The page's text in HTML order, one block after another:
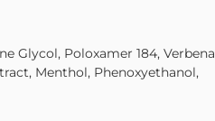
Glycol, Poloxamer 184, Verbena
Menthol, Phenoxyethanol,